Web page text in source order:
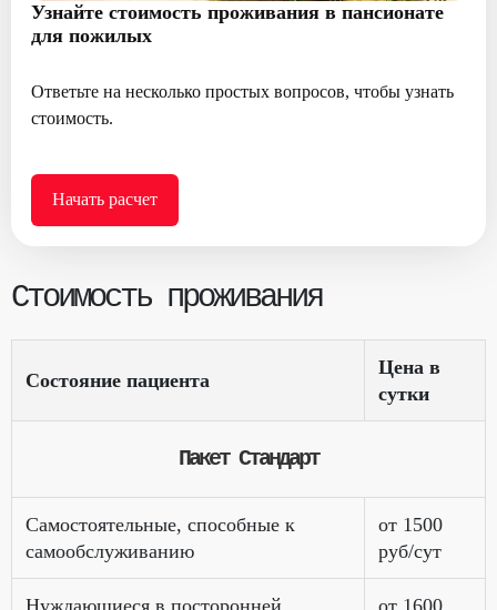
Узнайте стоимость проживания в пансионате
для пожилых
Ответьте на несколько простых вопросов, чтобы узнать
стоимость.
Начать расчет
Стоимость проживания
Состояние пациента
Цена в
сутки
Пакет Стандарт
Самостоятельные, способные к
самообслуживанию
от 1500
руб/сут
Нуждающиеся в посторонней
от 1600